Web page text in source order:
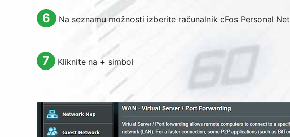
6 Na seznamu možnosti izberite računalnik cFos Personal Net
7 Kliknite na + simbol